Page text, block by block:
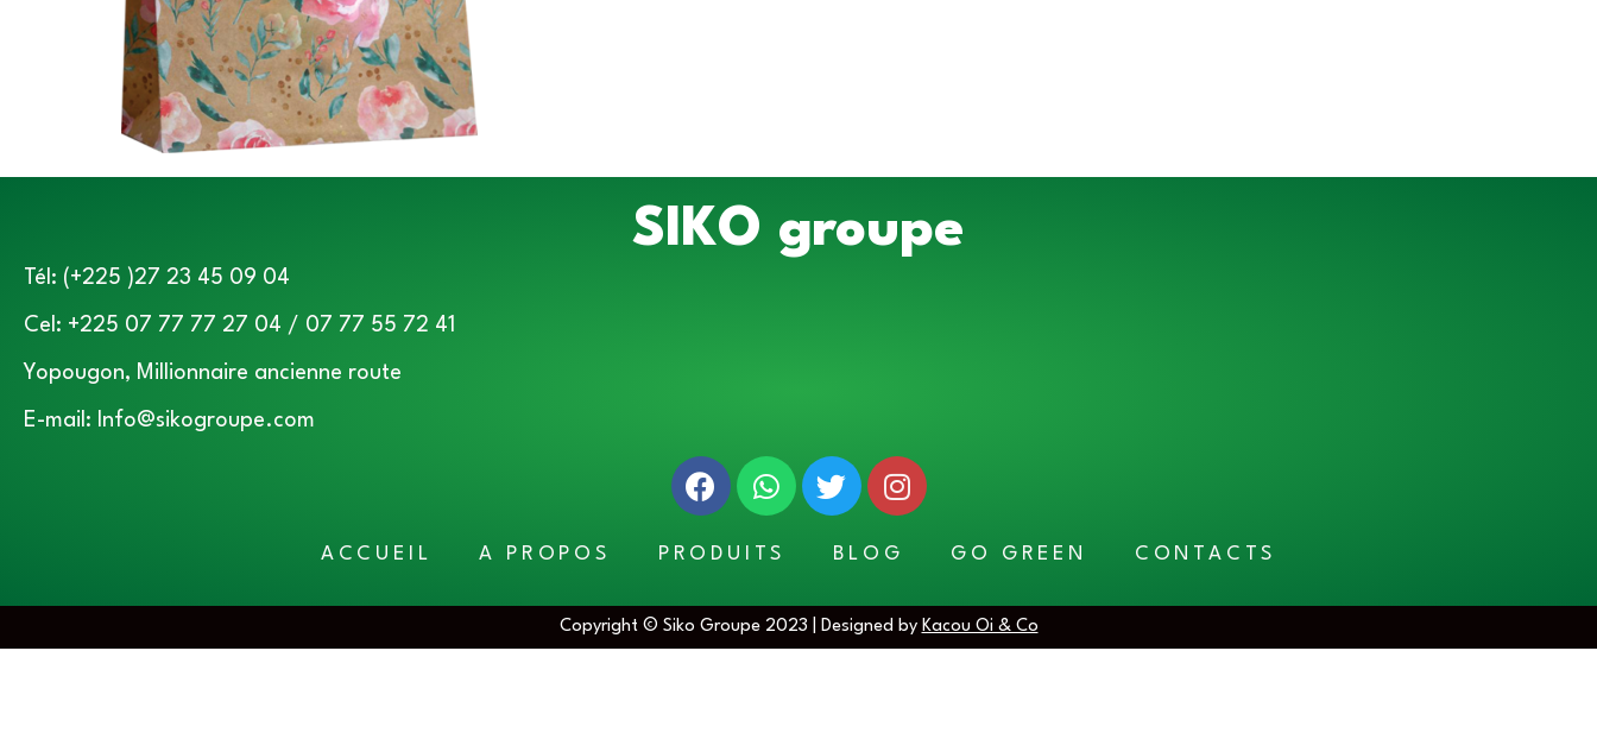
SIKO groupe
Tél: (+225 )27 23 45 09 04
Cel: +225 07 77 77 27 04 / 07 77 55 72 41
Yopougon, Millionnaire ancienne route
E-mail: Info@sikogroupe.com
ACCUEIL A PROPOS PRODUITS BLOG GO GREEN CONTACTS
Copyright © Siko Groupe 2023 | Designed by Kacou Oi & Co